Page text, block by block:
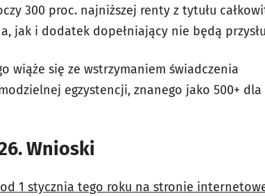
300 proc. najniższej renty z tytułu
jak i dodatek dopełniający nie będą
wiąże się ze wstrzymaniem świadczenia
egzystencji, znanego jako 500+ dla
Wnioski
1 stycznia tego roku na stronie